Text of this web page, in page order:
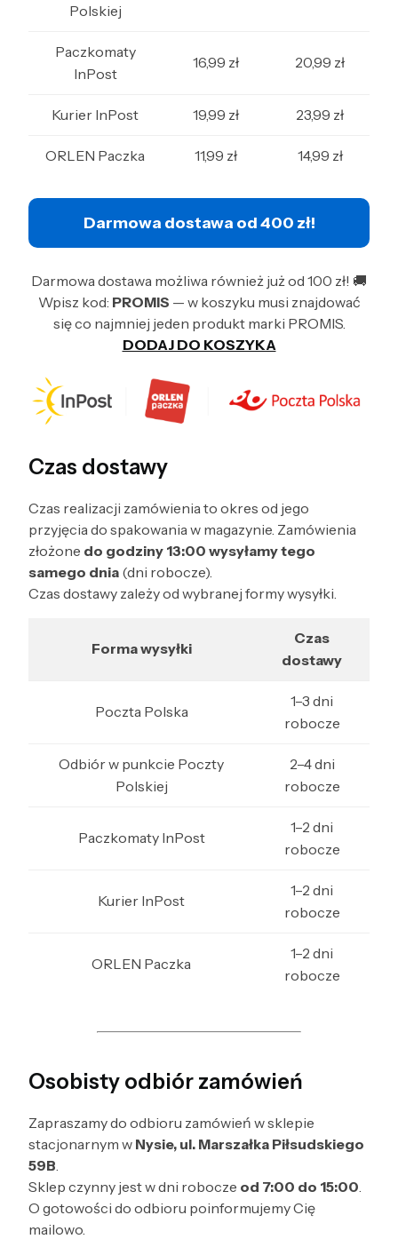
Polskiej
Paczkomaty
InPost
16,99 zł 20,99 zł
Kurier InPost 19,99 zł 23,99 zł
ORLEN Paczka 11,99 zł 14,99 zł
Darmowa dostawa od 400 zł!
Darmowa dostawa możliwa również już od 100 zł! 🚚
Wpisz kod: PROMIS — w koszyku musi znajdować
się co najmniej jeden produkt marki PROMIS.
DODAJ DO KOSZYKA
Czas dostawy
Czas realizacji zamówienia to okres od jego
przyjęcia do spakowania w magazynie. Zamówienia
złożone do godziny 13:00 wysyłamy tego
samego dnia (dni robocze).
Czas dostawy zależy od wybranej formy wysyłki.
Forma wysyłki
Czas
dostawy
Poczta Polska
1–3 dni
robocze
Odbiór w punkcie Poczty
Polskiej
2–4 dni
robocze
Paczkomaty InPost
1–2 dni
robocze
Kurier InPost
1–2 dni
robocze
ORLEN Paczka
1–2 dni
robocze
Osobisty odbiór zamówień
Zapraszamy do odbioru zamówień w sklepie
stacjonarnym w Nysie, ul. Marszałka Piłsudskiego
59B
Sklep czynny jest w dni robocze od 7:00 do 15:00
O gotowości do odbioru poinformujemy Cię
mailowo.